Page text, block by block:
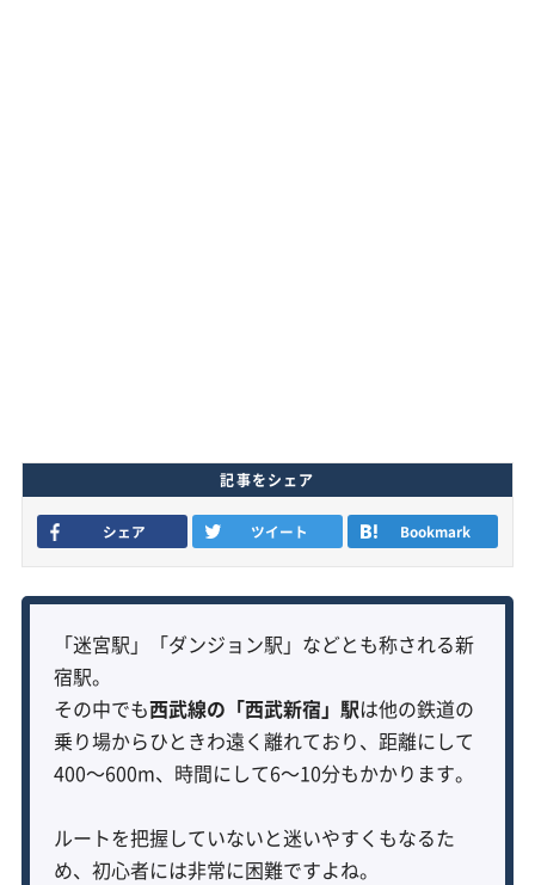
記事をシェア
シェア ツイート Bookmark
「迷宮駅」「ダンジョン駅」などとも称される新
宿駅。
その中でも西武線の「西武新宿」駅は他の鉄道の
乗り場からひときわ遠く離れており、距離にして
400〜600m、時間にして6〜10分もかかります。
ルートを把握していないと迷いやすくもなるた
め、初心者には非常に困難ですよね。